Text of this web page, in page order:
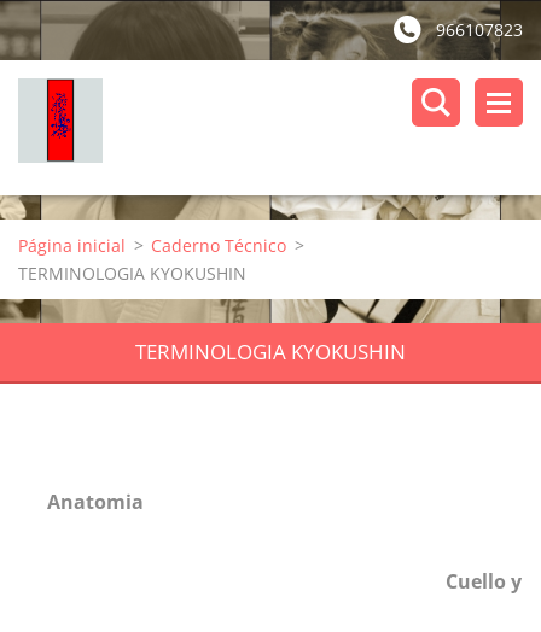
966107823
Página inicial > Caderno Técnico >
TERMINOLOGIA KYOKUSHIN
TERMINOLOGIA KYOKUSHIN
Anatomia
Cuello y